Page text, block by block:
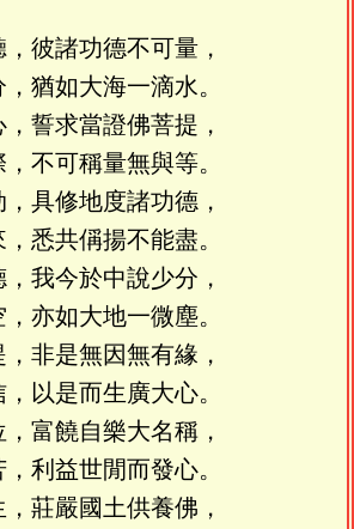
彼諸功德不可量，
猶如大海一滴水。
誓求當證佛菩提，
不可稱量無與等。
具修地度諸功德，
悉共偁揚不能盡。
我今於中說少分，
亦如大地一微塵。
非是無因無有緣，
以是而生廣大心。
富饒自樂大名稱，
利益世閒而發心。
莊嚴國土供養佛，